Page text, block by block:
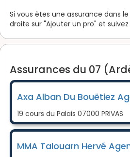
Si vous êtes une assurance dans
droite sur "Ajouter un pro" et suivez
Assurances du 07
Axa Alban Du Bouëtiez
19 cours du Palais 07000 PRIVAS
MMA Talouarn Hervé